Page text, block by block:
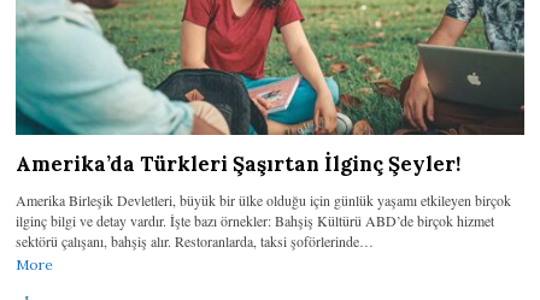
Amerika’da Türkleri Şaşırtan İlginç Şeyler!
Amerika Birleşik Devletleri, büyük bir ülke olduğu için günlük yaşamı etkileyen birçok
ilginç bilgi ve detay vardır. İşte bazı örnekler: Bahşiş Kültürü ABD’de birçok hizmet
sektörü çalışanı, bahşiş alır. Restoranlarda, taksi şoförlerinde…
More